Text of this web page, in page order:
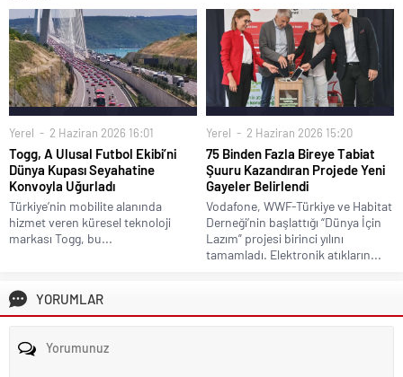
Yerel 2 Haziran 2026 16:01
Togg, A Ulusal Futbol Ekibi’ni
Dünya Kupası Seyahatine
Konvoyla Uğurladı
Türkiye’nin mobilite alanında
hizmet veren küresel teknoloji
markası Togg, bu...
Yerel 2 Haziran 2026 15:20
75 Binden Fazla Bireye Tabiat
Şuuru Kazandıran Projede Yeni
Gayeler Belirlendi
Vodafone, WWF-Türkiye ve Habitat
Derneği’nin başlattığı “Dünya İçin
Lazım” projesi birinci yılını
tamamladı. Elektronik atıkların...
YORUMLAR